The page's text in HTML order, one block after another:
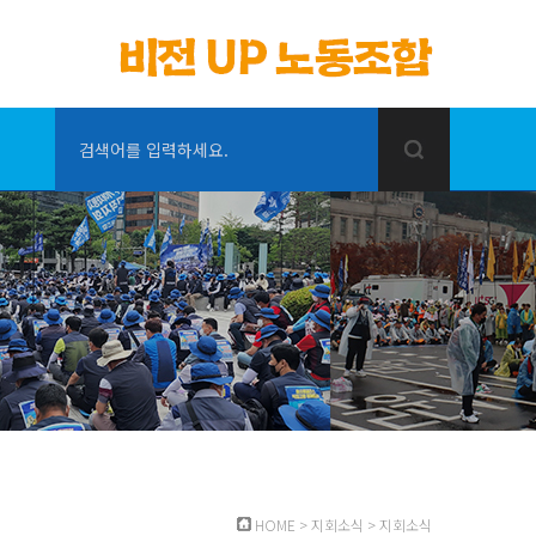
검색어를 입력하세요.
HOME >지회소식 >지회소식